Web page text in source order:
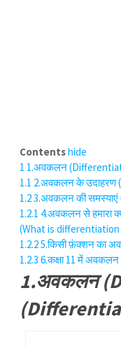
Contentshide
1 1.अवकलन
1.1 2.अवकलन के उदाहरण
1.23.अवकलन की
1.2.1 4.अवकलन से हमारा
(What is
1.2.25.किसी फ़ंक्शन का
1.2.3 6.कक्षा 11 में
1.अवकलन